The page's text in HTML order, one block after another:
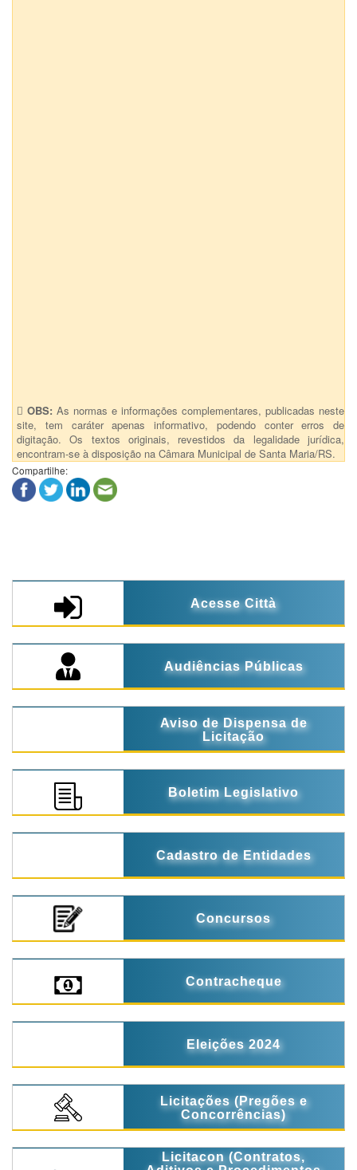
OBS: As normas e informações complementares, publicadas neste
site, tem caráter apenas informativo, podendo conter erros de
digitação. Os textos originais, revestidos da legalidade jurídica,
encontram-se à disposição na Câmara Municipal de Santa Maria/RS.
Compartilhe:
Acesse Città
Audiências Públicas
Aviso de Dispensa de
Licitação
Boletim Legislativo
Cadastro de Entidades
Concursos
Contracheque
Eleições 2024
Licitações (Pregões e
Concorrências)
Licitacon (Contratos,